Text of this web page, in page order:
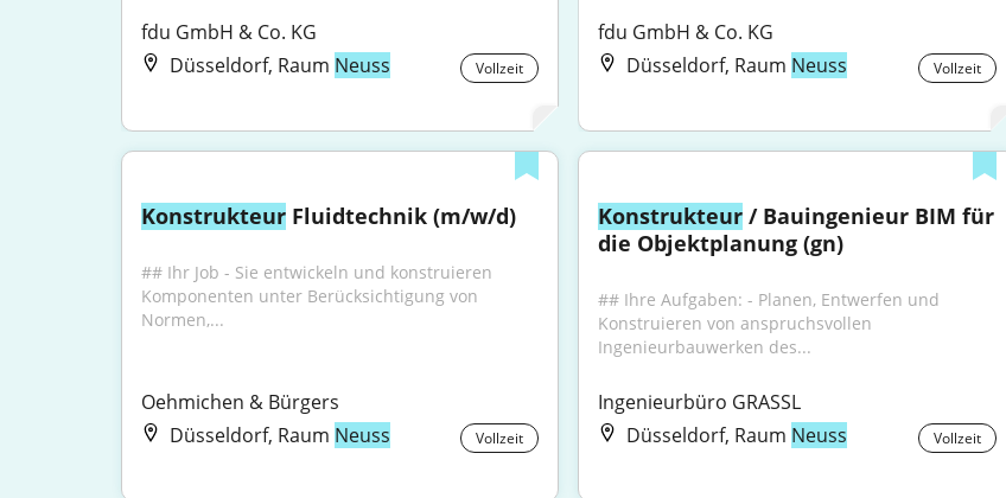
fdu GmbH & Co. KG
Düsseldorf, Raum Neuss Vollzeit
fdu GmbH & Co. KG
Düsseldorf, Raum Neuss Vollzeit
Konstrukteur Fluidtechnik (m/w/d)
## Ihr Job - Sie entwickeln und konstruieren
Komponenten unter Berücksichtigung von
Normen,...
Oehmichen & Bürgers
Düsseldorf, Raum Neuss Vollzeit
Konstrukteur / Bauingenieur BIM für
die Objektplanung (gn)
## Ihre Aufgaben: - Planen, Entwerfen und
Konstruieren von anspruchsvollen
Ingenieurbauwerken des...
Ingenieurbüro GRASSL
Düsseldorf, Raum Neuss Vollzeit